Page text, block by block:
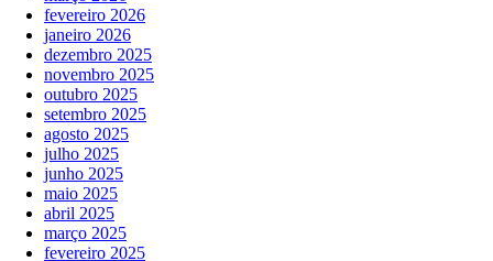
fevereiro 2026
janeiro 2026
dezembro 2025
novembro 2025
outubro 2025
setembro 2025
agosto 2025
julho 2025
junho 2025
maio 2025
abril 2025
março 2025
fevereiro 2025